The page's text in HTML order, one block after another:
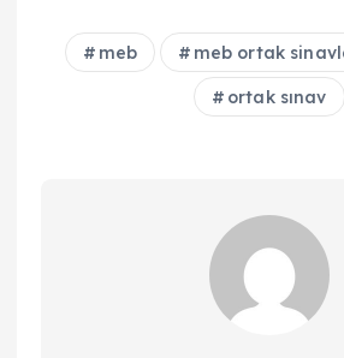
meb meb ortak
ortak sınav